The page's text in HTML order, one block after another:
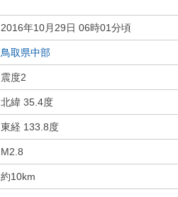
2016年10月29日 06時01分頃
鳥取県中部
震度2
北緯 35.4度
東経 133.8度
M2.8
約10km